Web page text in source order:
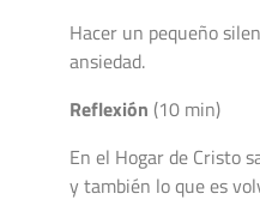
Hacer un pequeño
ansiedad.
Reflexión (10 min)
En el Hogar de Cristo
y también lo que es